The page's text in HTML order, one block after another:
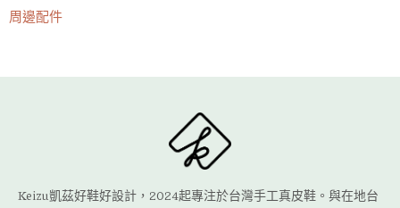
周邊配件
Keizu凱茲好鞋好設計，2024起專注於台灣手工真皮鞋。與在地台